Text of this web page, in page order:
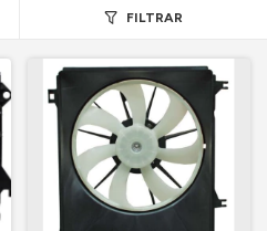
FILTRAR